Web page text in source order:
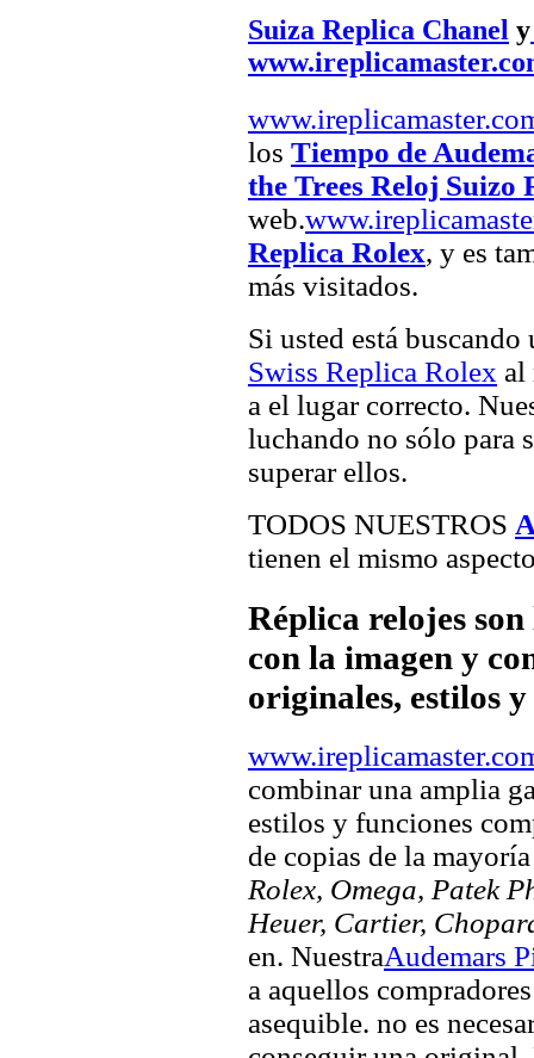
Suiza Replica Chanel y
los Tiempo de
the Trees Reloj Suizo
web.
Replica Rolex, y es
más visitados.
Si usted está
Swiss Replica Rolex al
a el lugar correcto.
luchando no sólo para
superar ellos.
TODOS NUESTROS
tienen el mismo
Réplica relojes
con la imagen y
originales, estilos
combinar una amplia
estilos y funciones
de copias de la
Rolex, Omega, Patek
Heuer, Cartier,
en. NuestraAudemars
a aquellos
asequible. no es